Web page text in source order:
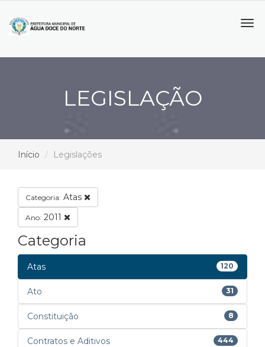
LEGISLAÇÃO
Início Legislações
Categoria: Atas
Ano: 2011
Categoria
Atas 120
Ato 31
Constituição 8
Contratos e Aditivos 444